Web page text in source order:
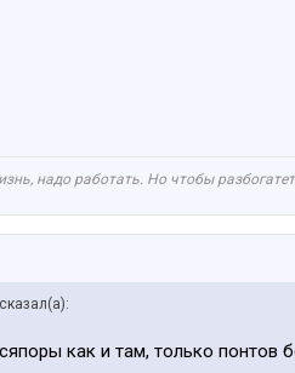
надо работать. Но чтобы
как и там, только понтов